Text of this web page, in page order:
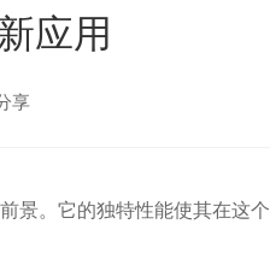
应用
享
景。它的独特性能使其在这个